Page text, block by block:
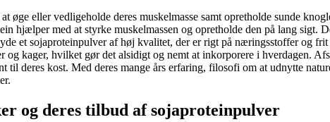
øge eller vedligeholde deres muskelmasse samt opretholde sunde
hjælper med at styrke muskelmassen og opretholde den på lang sigt.
et sojaproteinpulver af høj kvalitet, der er rigt på næringsstoffer og
kager, hvilket gør det alsidigt og nemt at inkorporere i hverdagen.
deres kost. Med deres mange års erfaring, filosofi om at udnytte
og deres tilbud af sojaproteinpulver